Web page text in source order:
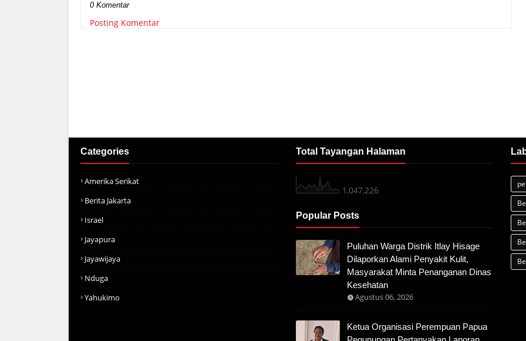
0 Komentar
Posting Komentar
Categories
Amerika Serikat
Berita Jakarta
Israel
Jayapura
Jayawijaya
Nduga
Yahukimo
Total Tayangan Halaman
1,047,226
Popular Posts
Puluhan Warga Distrik Itlay Hisage
Dilaporkan Alami Penyakit Kulit,
Masyarakat Minta Penanganan Dinas
Kesehatan
Agustus 06, 2026
Ketua Organisasi Perempuan Papua